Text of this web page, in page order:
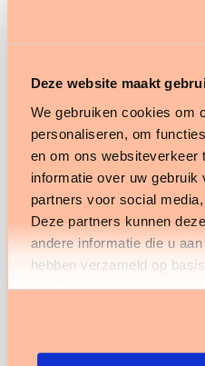
Deze website maakt
We gebruiken cookies om
personaliseren, om
en om ons websiteverkeer
informatie over uw
partners voor social
Deze partners kunnen
andere informatie die u
hebben verzameld op
services.
Tien jaar
eerste klanten zijn
zorgaanbieders bijna
Vandaag bestaat MZD
van onze allereerste
steeds mee.
Lees meer